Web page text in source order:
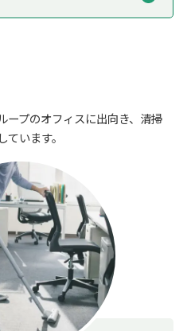
ープのオフィスに出向き、清掃
います。